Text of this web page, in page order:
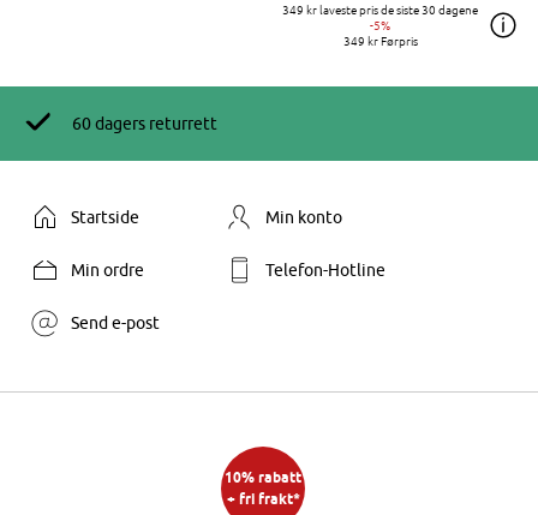
349 krlaveste pris de siste 30 dagene
-5%
349 krFørpris
60 dagers returrett
Startside Min konto
Min ordre Telefon-Hotline
Send e-post
10% rabatt
+ fri frakt*